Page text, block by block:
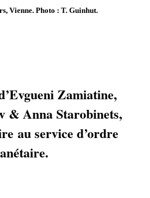
Vienne. Photo : T. Guinhut.
Zamiatine,
& Anna Starobinets,
au service d’ordre